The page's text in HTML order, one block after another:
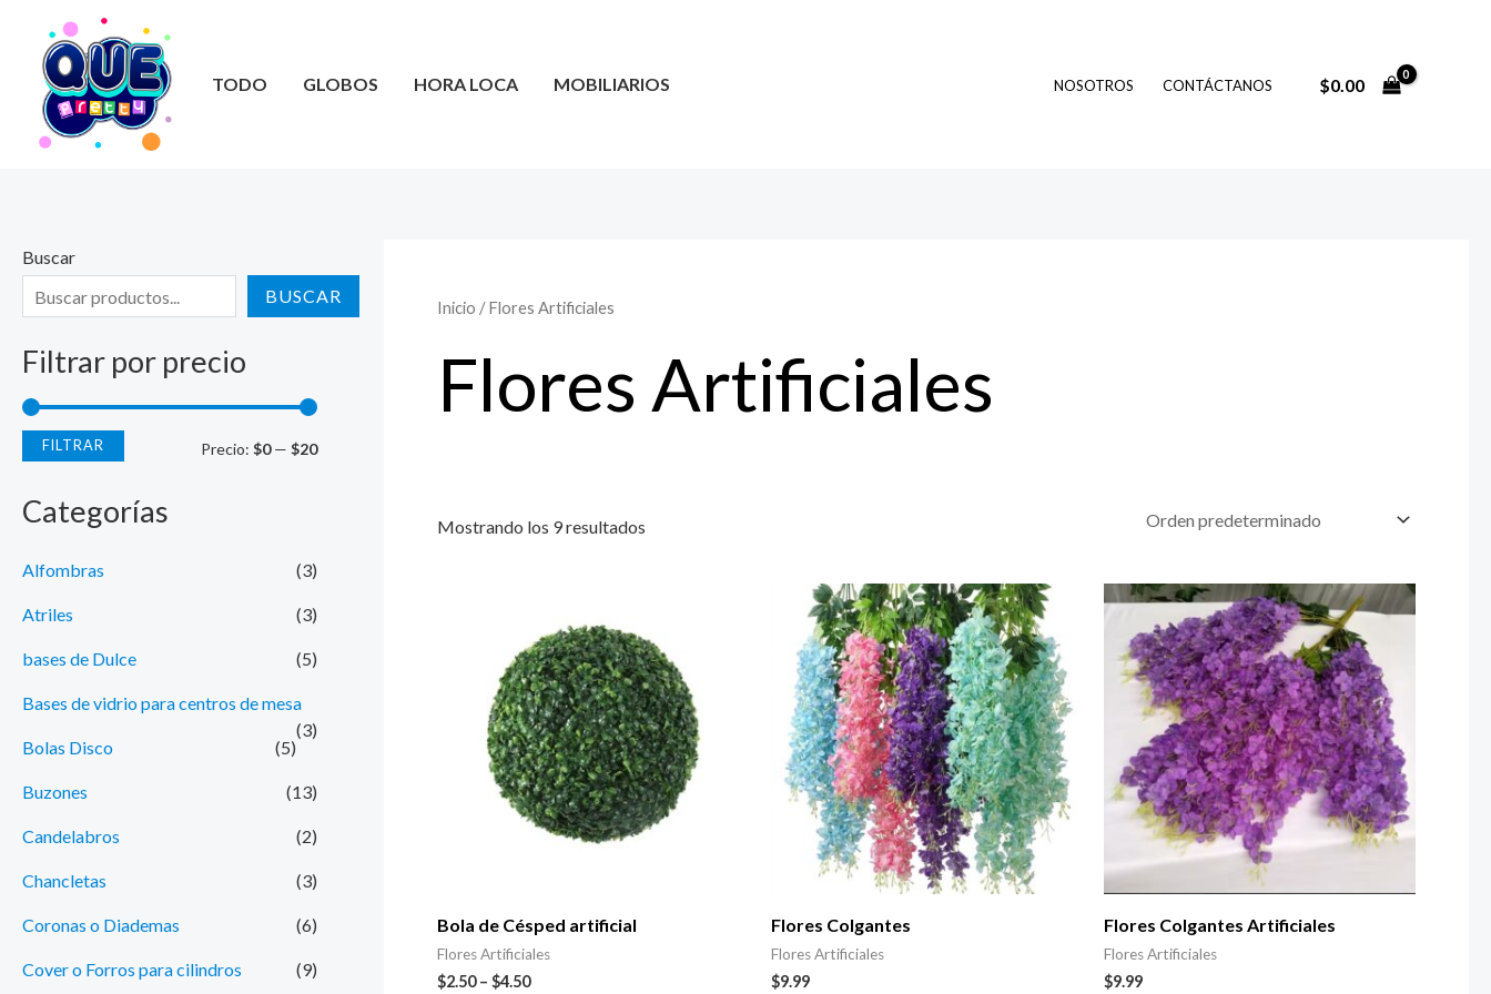
contenido
TODO GLOBOS HORA LOCA MOBILIARIOS NOSOTROS CONTÁCTANOS $0.00
Buscar
BUSCAR
Filtrar por precio
PP
FILTRAR Precio: $0— $20
Categorías
Alfombras (3)
Atriles (3)
bases de Dulce (5)
Bases de vidrio para centros de mesa
(3)
Bolas Disco
(5)
Buzones (13)
Candelabros (2)
Chancletas (3)
Coronas o Diademas (6)
Cover o Forros para cilindros (9)
Inicio / Flores Artificiales
Flores Artificiales
Mostrando los 9 resultados
Bola de Césped artificial
Flores Artificiales
$2.50– $4.50
Flores Colgantes
Flores Artificiales
$9.99
Flores Colgantes Artificiales
Flores Artificiales
$9.99